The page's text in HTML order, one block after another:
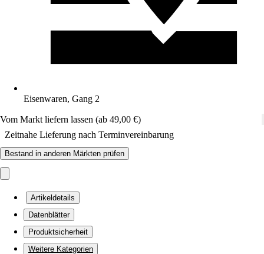
Eisenwaren, Gang 2
Vom Markt liefern lassen (ab 49,00 €)
Zeitnahe Lieferung nach Terminvereinbarung
Bestand in anderen Märkten prüfen
Artikeldetails
Datenblätter
Produktsicherheit
Weitere Kategorien